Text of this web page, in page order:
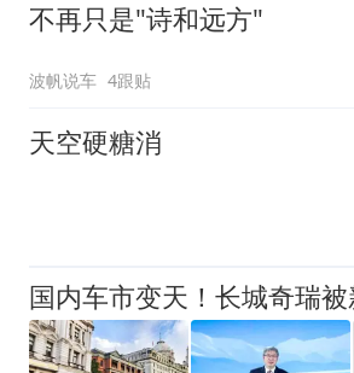
不再只是"诗和远方"
波帆说车 4跟贴
天空硬糖消